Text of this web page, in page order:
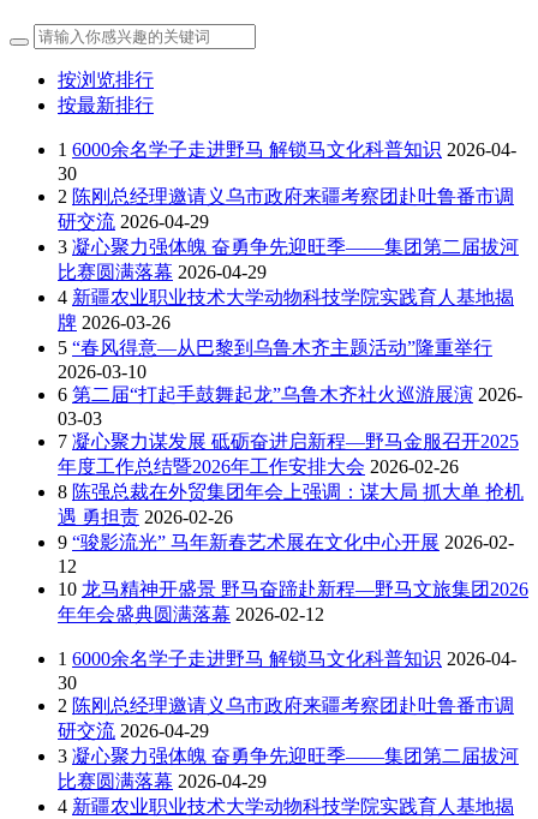
按浏览排行
按最新排行
1 6000余名学子走进野马 解锁马文化科普知识 2026-04-
30
2 陈刚总经理邀请义乌市政府来疆考察团赴吐鲁番市调
研交流 2026-04-29
3 凝心聚力强体魄 奋勇争先迎旺季——集团第二届拔河
比赛圆满落幕 2026-04-29
4 新疆农业职业技术大学动物科技学院实践育人基地揭
牌 2026-03-26
5 “春风得意—从巴黎到乌鲁木齐主题活动”隆重举行
2026-03-10
6 第二届“打起手鼓舞起龙”乌鲁木齐社火巡游展演 2026-
03-03
7 凝心聚力谋发展 砥砺奋进启新程—野马金服召开2025
年度工作总结暨2026年工作安排大会 2026-02-26
8 陈强总裁在外贸集团年会上强调：谋大局 抓大单 抢机
遇 勇担责 2026-02-26
9 “骏影流光” 马年新春艺术展在文化中心开展 2026-02-
12
10 龙马精神开盛景 野马奋蹄赴新程—野马文旅集团2026
年年会盛典圆满落幕 2026-02-12
1 6000余名学子走进野马 解锁马文化科普知识 2026-04-
30
2 陈刚总经理邀请义乌市政府来疆考察团赴吐鲁番市调
研交流 2026-04-29
3 凝心聚力强体魄 奋勇争先迎旺季——集团第二届拔河
比赛圆满落幕 2026-04-29
4 新疆农业职业技术大学动物科技学院实践育人基地揭